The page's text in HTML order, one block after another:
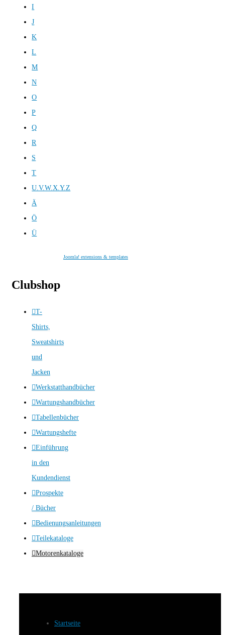
I
J
K
L
M
N
O
P
Q
R
S
T
U.V.W.X.Y.Z
Ä
Ö
Ü
Joomla! extensions & templates
Clubshop
T-
Shirts,
Sweatshirts
und
Jacken
Werkstatthandbücher
Wartungshandbücher
Tabellenbücher
Wartungshefte
Einführung
in den
Kundendienst
Prospekte
/ Bücher
Bedienungsanleitungen
Teilekataloge
Motorenkataloge
Startseite